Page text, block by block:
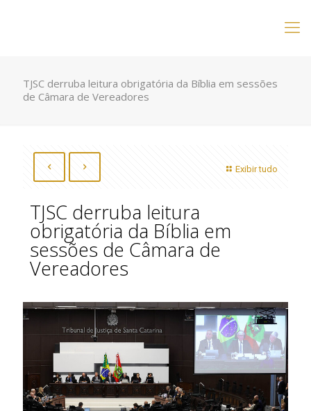
TJSC derruba leitura obrigatória da Bíblia em sessões
de Câmara de Vereadores
Exibir tudo
TJSC derruba leitura
obrigatória da Bíblia em
sessões de Câmara de
Vereadores